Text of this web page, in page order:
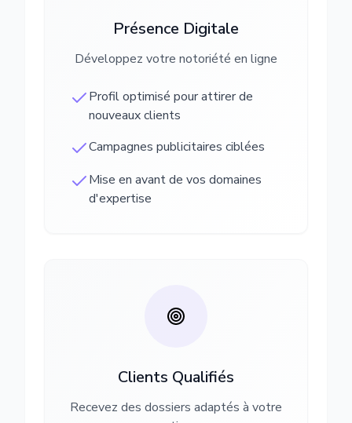
Présence Digitale
Développez votre notoriété en ligne
Profil optimisé pour attirer de
nouveaux clients
Campagnes publicitaires ciblées
Mise en avant de vos domaines
d'expertise
Clients Qualifiés
Recevez des dossiers adaptés à votre